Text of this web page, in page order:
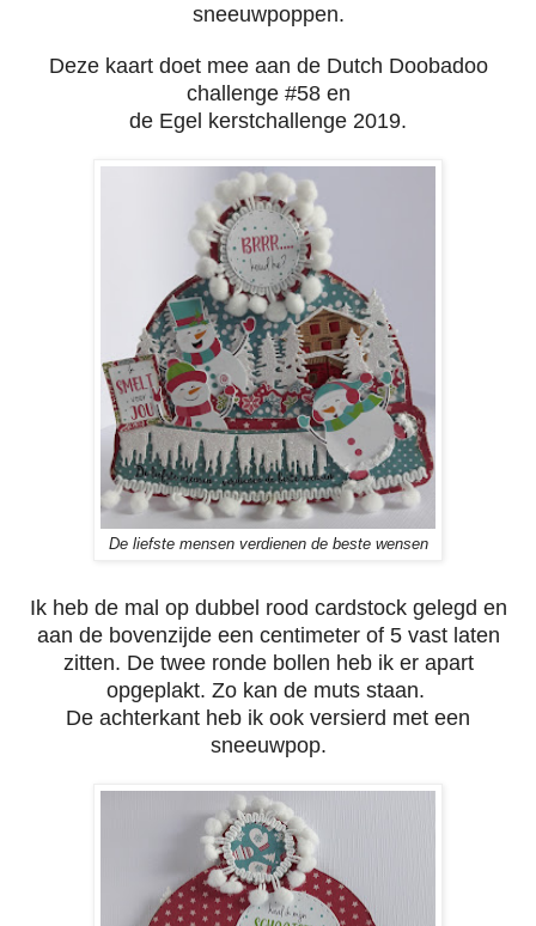
sneeuwpoppen.
Deze kaart doet mee aan de Dutch Doobadoo
challenge #58 en
de Egel kerstchallenge 2019.
De liefste mensen verdienen de beste wensen
Ik heb de mal op dubbel rood cardstock gelegd en
aan de bovenzijde een centimeter of 5 vast laten
zitten. De twee ronde bollen heb ik er apart
opgeplakt. Zo kan de muts staan.
De achterkant heb ik ook versierd met een
sneeuwpop.